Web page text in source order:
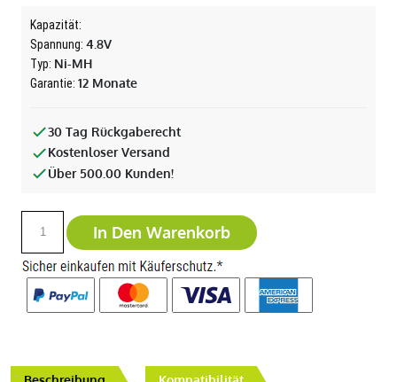
Kapazität:
Spannung: 4.8V
Typ: Ni-MH
Garantie: 12 Monate
30 Tag Rückgaberecht
Kostenloser Versand
Über 500.00 Kunden!
In Den Warenkorb